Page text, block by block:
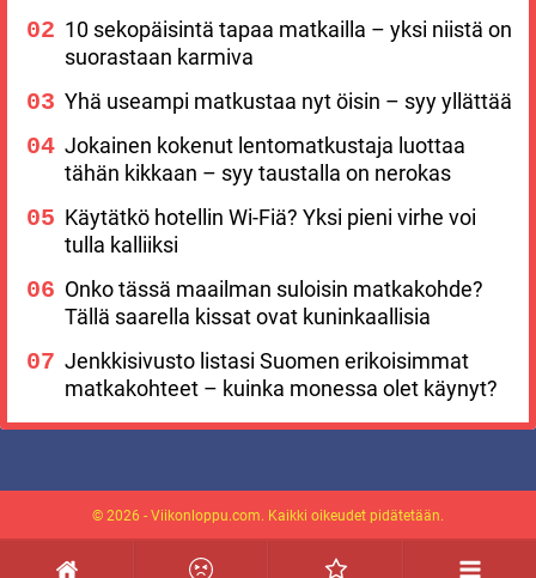
10 sekopäisintä tapaa matkailla – yksi niistä on
suorastaan karmiva
Yhä useampi matkustaa nyt öisin – syy yllättää
Jokainen kokenut lentomatkustaja luottaa
tähän kikkaan – syy taustalla on nerokas
Käytätkö hotellin Wi-Fiä? Yksi pieni virhe voi
tulla kalliiksi
Onko tässä maailman suloisin matkakohde?
Tällä saarella kissat ovat kuninkaallisia
Jenkkisivusto listasi Suomen erikoisimmat
matkakohteet – kuinka monessa olet käynyt?
© 2026 - Viikonloppu.com. Kaikki oikeudet pidätetään.